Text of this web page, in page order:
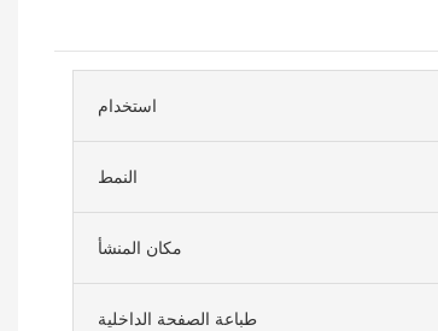
استخدام
النمط
مكان المنشأ
طباعة الصفحة الداخلية